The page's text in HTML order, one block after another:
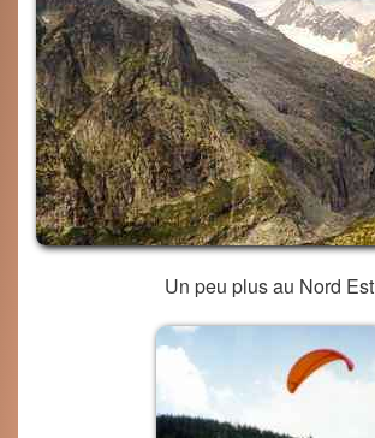
Un peu plus au Nord Est